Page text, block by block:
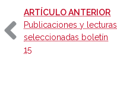
ARTÍCULO ANTERIOR-
Publicaciones y lecturas
seleccionadas boletín
15